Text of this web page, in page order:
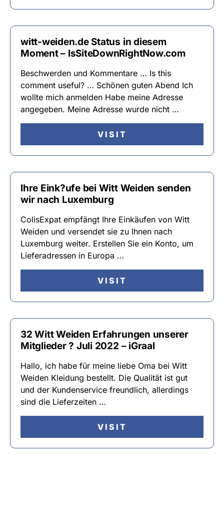
witt-weiden.de Status in diesem
Moment – IsSiteDownRightNow.com
Beschwerden und Kommentare … Is this
comment useful? … Schönen guten Abend Ich
wollte mich anmelden Habe meine Adresse
angegeben. Meine Adresse wurde nicht …
VISIT
Ihre Eink?ufe bei Witt Weiden senden
wir nach Luxemburg
ColisExpat empfängt Ihre Einkäufen von Witt
Weiden und versendet sie zu Ihnen nach
Luxemburg weiter. Erstellen Sie ein Konto, um
Lieferadressen in Europa …
VISIT
32 Witt Weiden Erfahrungen unserer
Mitglieder ? Juli 2022 – iGraal
Hallo, ich habe für meine liebe Oma bei Witt
Weiden Kleidung bestellt. Die Qualität ist gut
und der Kundenservice freundlich, allerdings
sind die Lieferzeiten …
VISIT